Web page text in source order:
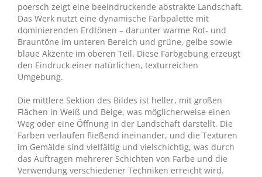
poersch zeigt eine beeindruckende abstrakte Landschaft.
Das Werk nutzt eine dynamische Farbpalette mit
dominierenden Erdtönen – darunter warme Rot- und
Brauntöne im unteren Bereich und grüne, gelbe sowie
blaue Akzente im oberen Teil. Diese Farbgebung erzeugt
den Eindruck einer natürlichen, texturreichen
Umgebung.
Die mittlere Sektion des Bildes ist heller, mit großen
Flächen in Weiß und Beige, was möglicherweise einen
Weg oder eine Öffnung in der Landschaft darstellt. Die
Farben verlaufen fließend ineinander, und die Texturen
im Gemälde sind vielfältig und vielschichtig, was durch
das Auftragen mehrerer Schichten von Farbe und die
Verwendung verschiedener Techniken erreicht wird.